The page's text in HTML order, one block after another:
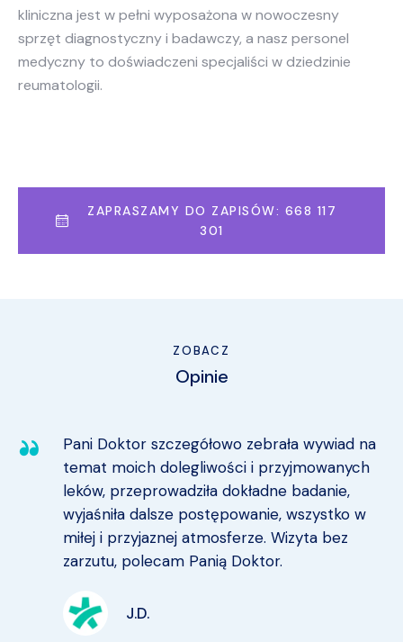
kliniczna jest w pełni wyposażona w nowoczesny
sprzęt diagnostyczny i badawczy, a nasz personel
medyczny to doświadczeni specjaliści w dziedzinie
reumatologii.
ZAPRASZAMY DO ZAPISÓW: 668 117
301
ZOBACZ
Opinie
Pani Doktor szczegółowo zebrała wywiad na
temat moich dolegliwości i przyjmowanych
leków, przeprowadziła dokładne badanie,
wyjaśniła dalsze postępowanie, wszystko w
miłej i przyjaznej atmosferze. Wizyta bez
zarzutu, polecam Panią Doktor.
J.D.